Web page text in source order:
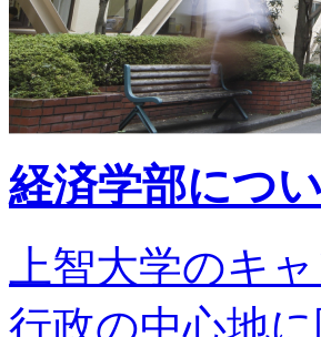
経済学部につ
上智大学のキ
行政の中心地